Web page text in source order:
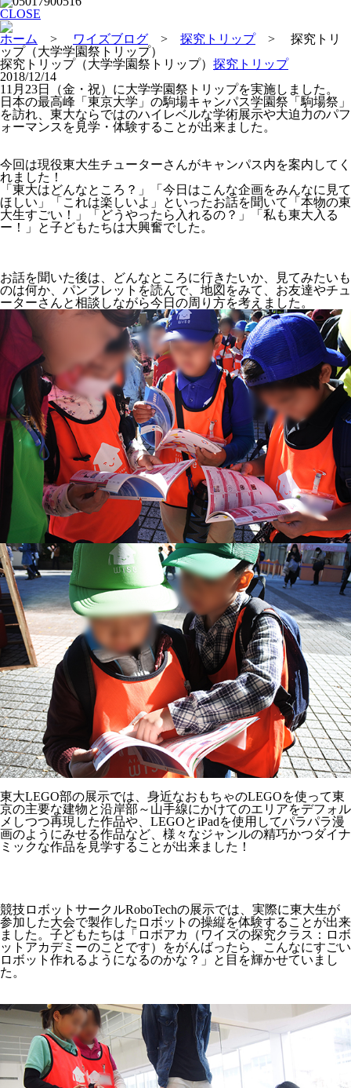
CLOSE
ホーム
> ワイズブログ > 探究トリップ> 探究トリ
ップ（大学学園祭トリップ）
探究トリップ（大学学園祭トリップ） 探究トリップ
2018/12/14
11月23日（金・祝）に大学学園祭トリップを実施しました。
日本の最高峰「東京大学」の駒場キャンパス学園祭「駒場祭」
を訪れ、東大ならではのハイレベルな学術展示や大迫力のパフ
ォーマンスを見学・体験することが出来ました。
今回は現役東大生チューターさんがキャンパス内を案内してく
れました！
「東大はどんなところ？」「今日はこんな企画をみんなに見て
ほしい」「これは楽しいよ」といったお話を聞いて「本物の東
大生すごい！」「どうやったら入れるの？」「私も東大入る
ー！」と子どもたちは大興奮でした。
お話を聞いた後は、どんなところに行きたいか、見てみたいも
のは何か、パンフレットを読んで、地図をみて、お友達やチュ
ーターさんと相談しながら今日の周り方を考えました。
東大LEGO部の展示では、身近なおもちゃのLEGOを使って東
京の主要な建物と沿岸部～山手線にかけてのエリアをデフォル
メしつつ再現した作品や、LEGOとiPadを使用してパラパラ漫
画のようにみせる作品など、様々なジャンルの精巧かつダイナ
ミックな作品を見学することが出来ました！
競技ロボットサークルRoboTechの展示では、実際に東大生が
参加した大会で製作したロボットの操縦を体験することが出来
ました。子どもたちは「ロボアカ（ワイズの探究クラス：ロボ
ットアカデミーのことです）をがんばったら、こんなにすごい
ロボット作れるようになるのかな？」と目を輝かせていまし
た。